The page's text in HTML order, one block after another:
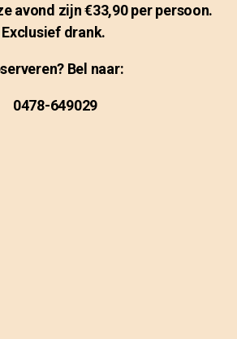
avond zijn €33,90 per persoon.
Exclusief drank.
Bel naar:
0478-649029